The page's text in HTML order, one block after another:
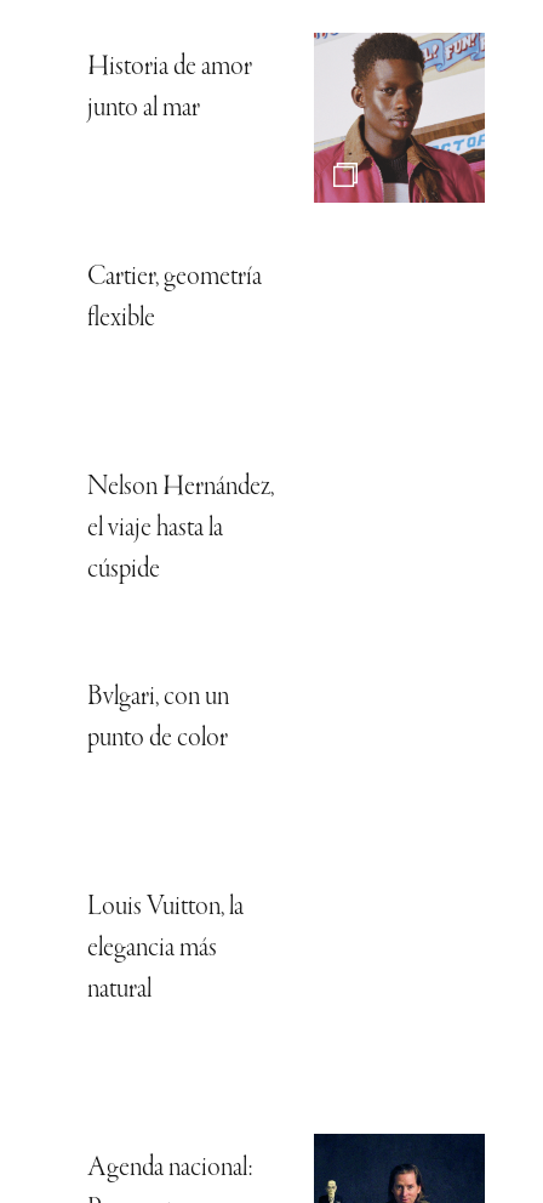
Historia de amor
junto al mar
Cartier, geometría
flexible
Nelson Hernández,
el viaje hasta la
cúspide
Bvlgari, con un
punto de color
Louis Vuitton, la
elegancia más
natural
Agenda nacional: